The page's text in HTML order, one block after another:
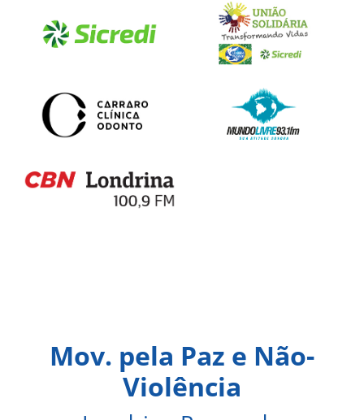
Mov. pela Paz e Não-
Violência